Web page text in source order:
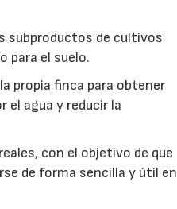
subproductos de cultivos
para el suelo.
propia finca para obtener
el agua y reducir la
con el objetivo de que
de forma sencilla y útil en